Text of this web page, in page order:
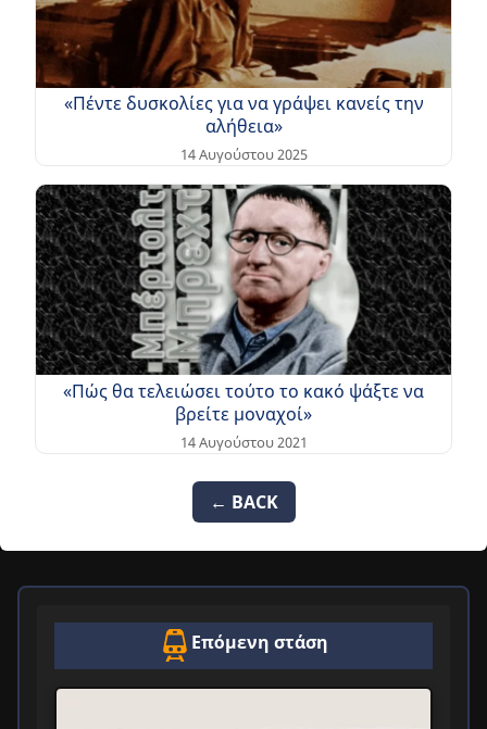
«Πέντε δυσκολίες για να γράψει κανείς την
αλήθεια»
14 Αυγούστου 2025
«Πώς θα τελειώσει τούτο το κακό ψάξτε να
βρείτε μοναχοί»
14 Αυγούστου 2021
← BACK
Επόμενη στάση